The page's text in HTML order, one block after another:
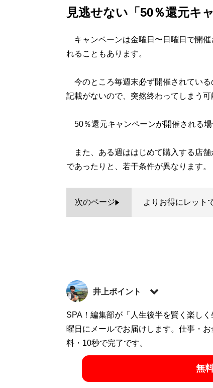
見逃せない「50％還元キ
キャンペーンは金曜日〜日曜日で開
れることもあります。
今のところ毎週末必ず開催されている
記載がないので、突然終わってしまう可
50％還元キャンペーンが開催される場
また、ある週ははじめて購入する店舗
であったりと、若干条件が異なります。
次のページ よりお得にレット
井上ポイント
1983年、東京都生まれ。早稲田大学教
通するお笑い芸人。著書に『お得生活
グ」、ユーチューブ「
@InoueJuniti）
SPA！編集部が「人生後半を賢く楽し
曜日にメールでお届けします。仕事・
料・10秒で完了です。
無